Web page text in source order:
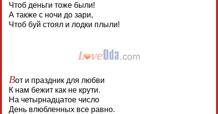
Чтоб деньги тоже были!
А также с ночи до зари,
Чтоб буй стоял и лодки плыли!
Вот и праздник для любви
К нам бежит как не крути.
На четырнадцатое число
День влюбленных все равно.